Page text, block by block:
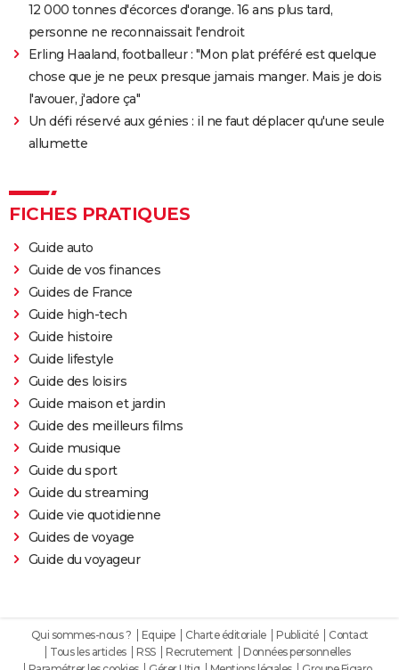
12 000 tonnes d'écorces d'orange. 16 ans plus tard,
personne ne reconnaissait l'endroit
Erling Haaland, footballeur : "Mon plat préféré est quelque
chose que je ne peux presque jamais manger. Mais je dois
l'avouer, j'adore ça"
Un défi réservé aux génies : il ne faut déplacer qu'une seule
allumette
FICHES PRATIQUES
Guide auto
Guide de vos finances
Guides de France
Guide high-tech
Guide histoire
Guide lifestyle
Guide des loisirs
Guide maison et jardin
Guide des meilleurs films
Guide musique
Guide du sport
Guide du streaming
Guide vie quotidienne
Guides de voyage
Guide du voyageur
Qui sommes-nous ? Equipe Charte éditoriale Publicité
Contact
Tous les articles
RSS Recrutement
Données personnelles